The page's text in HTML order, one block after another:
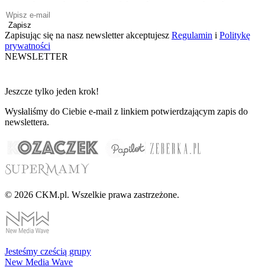
Zapisz
Zapisując się na nasz newsletter akceptujesz Regulamin i Politykę
prywatności
NEWSLETTER
Jeszcze tylko jeden krok!
Wysłaliśmy do Ciebie e-mail z linkiem potwierdzającym zapis do
newslettera.
© 2026 CKM.pl. Wszelkie prawa zastrzeżone.
Jesteśmy cześcią grupy
New Media Wave